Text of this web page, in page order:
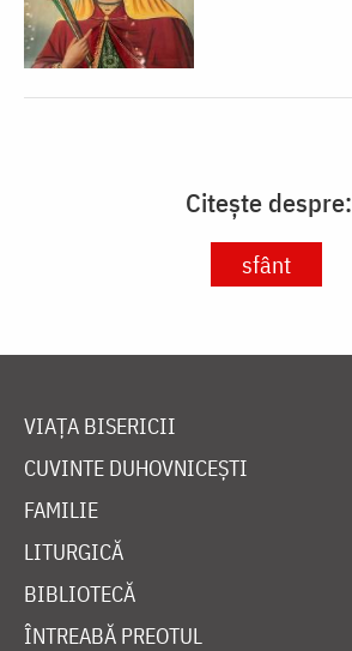
Citește despre:
sfânt
VIAȚA BISERICII
CUVINTE DUHOVNICEȘTI
FAMILIE
LITURGICĂ
BIBLIOTECĂ
ÎNTREABĂ PREOTUL